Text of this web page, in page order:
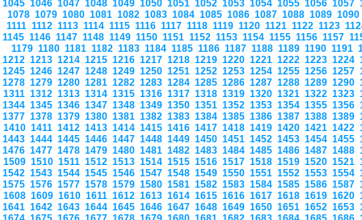
1045 1046 1047 1048 1049 1050 1051 1052 1053 1054 1055 1056 1057
1078 1079 1080 1081 1082 1083 1084 1085 1086 1087 1088 1089
1111 1112 1113 1114 1115 1116 1117 1118 1119 1120 1121 1122 1123
1145 1146 1147 1148 1149 1150 1151 1152 1153 1154 1155 1156 1157
1179 1180 1181 1182 1183 1184 1185 1186 1187 1188 1189 1190 1191
1212 1213 1214 1215 1216 1217 1218 1219 1220 1221 1222 1223 1224
1245 1246 1247 1248 1249 1250 1251 1252 1253 1254 1255 1256 1257
1278 1279 1280 1281 1282 1283 1284 1285 1286 1287 1288 1289 1290
1311 1312 1313 1314 1315 1316 1317 1318 1319 1320 1321 1322 1323
1344 1345 1346 1347 1348 1349 1350 1351 1352 1353 1354 1355 1356
1377 1378 1379 1380 1381 1382 1383 1384 1385 1386 1387 1388 1389
1410 1411 1412 1413 1414 1415 1416 1417 1418 1419 1420 1421 1422
1443 1444 1445 1446 1447 1448 1449 1450 1451 1452 1453 1454 1455
1476 1477 1478 1479 1480 1481 1482 1483 1484 1485 1486 1487 1488
1509 1510 1511 1512 1513 1514 1515 1516 1517 1518 1519 1520 1521
1542 1543 1544 1545 1546 1547 1548 1549 1550 1551 1552 1553 1554
1575 1576 1577 1578 1579 1580 1581 1582 1583 1584 1585 1586 1587
1608 1609 1610 1611 1612 1613 1614 1615 1616 1617 1618 1619 1620
1641 1642 1643 1644 1645 1646 1647 1648 1649 1650 1651 1652 1653